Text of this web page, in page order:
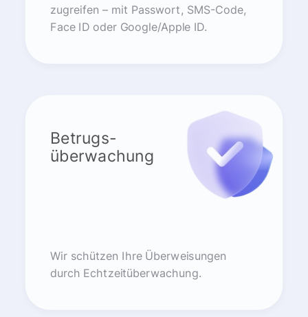
zugreifen – mit Passwort, SMS-Code,
Face ID oder Google/Apple ID.
Betrugs-
überwachung
Wir schützen Ihre Überweisungen
durch Echtzeitüberwachung.